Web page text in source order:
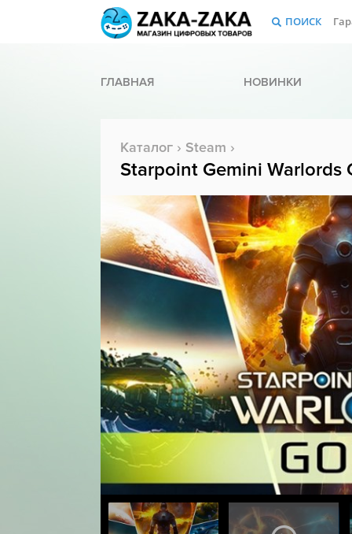
ПОИСК
ГЛАВНАЯ НОВИНКИ
Каталог › Steam ›
Starpoint Gemini Warlords